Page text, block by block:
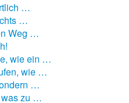
…
…
Weg …
wie ein …
wie …
…
was zu …